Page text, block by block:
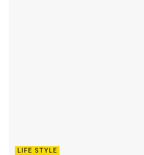
LIFE STYLE